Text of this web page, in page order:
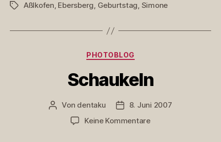
Schlagwörter
Aßlkofen, Ebersberg, Geburtstag, Simone
Kategorien
PHOTOBLOG
Schaukeln
Beitragsautor
Von dentaku Veröffentlichungsdatum
8. Juni 2007
Keine Kommentarezu